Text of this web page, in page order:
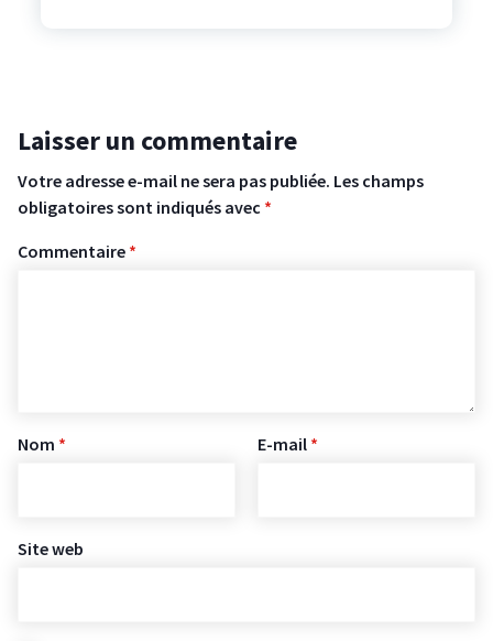
Laisser un commentaire
Votre adresse e-mail ne sera pas publiée. Les champs
obligatoires sont indiqués avec *
Commentaire *
Nom * E-mail *
Site web